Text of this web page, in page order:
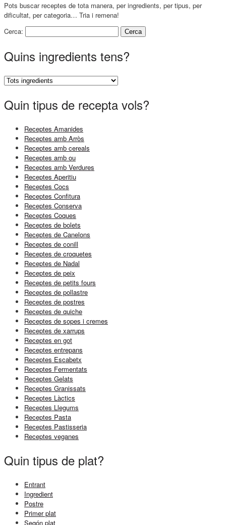
Pots buscar receptes de tota manera, per ingredients, per tipus, per
dificultat, per categoria… Tria i remena!
Cerca:
Quins ingredients tens?
Quin tipus de recepta vols?
Receptes Amanides
Receptes amb Arròs
Receptes amb cereals
Receptes amb ou
Receptes amb Verdures
Receptes Aperitiu
Receptes Cocs
Receptes Confitura
Receptes Conserva
Receptes Coques
Receptes de bolets
Receptes de Canelons
Receptes de conill
Receptes de croquetes
Receptes de Nadal
Receptes de peix
Receptes de petits fours
Receptes de pollastre
Receptes de postres
Receptes de quiche
Receptes de sopes i cremes
Receptes de xarrups
Receptes en got
Receptes entrepans
Receptes Escabetx
Receptes Fermentats
Receptes Gelats
Receptes Granissats
Receptes Làctics
Receptes Llegums
Receptes Pasta
Receptes Pastisseria
Receptes veganes
Quin tipus de plat?
Entrant
Ingredient
Postre
Primer plat
Segón plat